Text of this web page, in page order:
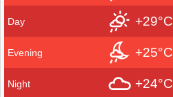
Day +29°C
Evening +25°C
Night +24°C